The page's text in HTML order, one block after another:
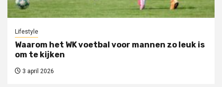
Lifestyle
Waarom het WK voetbal voor mannen zo leuk is
om te kijken
3 april 2026